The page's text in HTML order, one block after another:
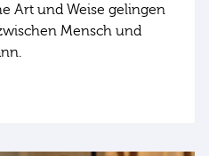
Art und Weise gelingen
Mensch und